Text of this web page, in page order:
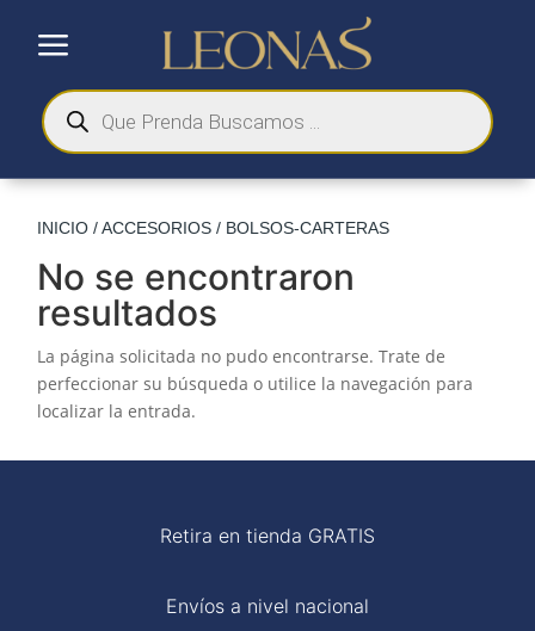
a
Búsqueda
de
productos
INICIO /ACCESORIOS / BOLSOS-CARTERAS
No se encontraron
resultados
La página solicitada no pudo encontrarse. Trate de
perfeccionar su búsqueda o utilice la navegación para
localizar la entrada.
Retira en tienda GRATIS
Envíos a nivel nacional